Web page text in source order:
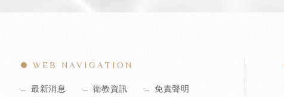
WEB NAVIGATION
最新消息 衛教資訊 免責聲明